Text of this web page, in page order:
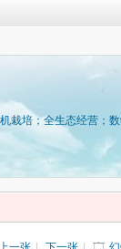
栽培；全生态经营；